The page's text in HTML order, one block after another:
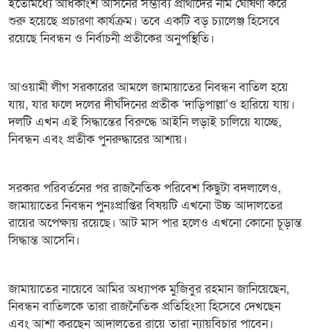
শুরু হয়েছে প্রচারণা কার্যক্রম। তবে একটি বড় চ্যালেঞ্জ হিসেবে
রয়েছে নিবন্ধন ও নির্বাচনী প্রতীকের অনুপস্থিতি।
আওয়ামী লীগ সরকারের আমলে জামায়াতের নিবন্ধন বাতিল হয়ে
যায়, যার ফলে দলের দীর্ঘদিনের প্রতীক ‘দাড়িপাল্লা’ও হারিয়ে যায়।
দলটি এখন এই সিদ্ধান্তের বিরুদ্ধে আইনি লড়াই চালিয়ে যাচ্ছে,
নিবন্ধন এবং প্রতীক পুনরুদ্ধারের আশায়।
সরকার পরিবর্তনের পর রাজনৈতিক পরিবেশ কিছুটা বদলালেও,
জামায়াতের নিবন্ধন পুনঃপ্রাপ্তির বিষয়টি এখনো উচ্চ আদালতের
রায়ের অপেক্ষায় রয়েছে। আট মাস পার হলেও এখনো কোনো চূড়ান্ত
সিদ্ধান্ত আসেনি।
জামায়াতের নায়েবে আমির অধ্যাপক মুজিবুর রহমান জানিয়েছেন,
নিবন্ধন বাতিলকে তারা রাজনৈতিক প্রতিহিংসা হিসেবে দেখছেন
এবং আশা করছেন আদালতের রায়ে তারা ন্যায়বিচার পাবেন।